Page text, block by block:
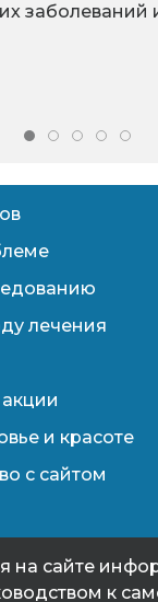
заболеваний
лечения
и красоте
с сайтом
на сайте
к